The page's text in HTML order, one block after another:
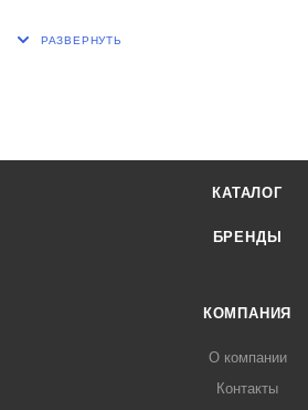
КАТАЛОГ
БРЕНДЫ
КОМПАНИЯ
О компании
Контакты